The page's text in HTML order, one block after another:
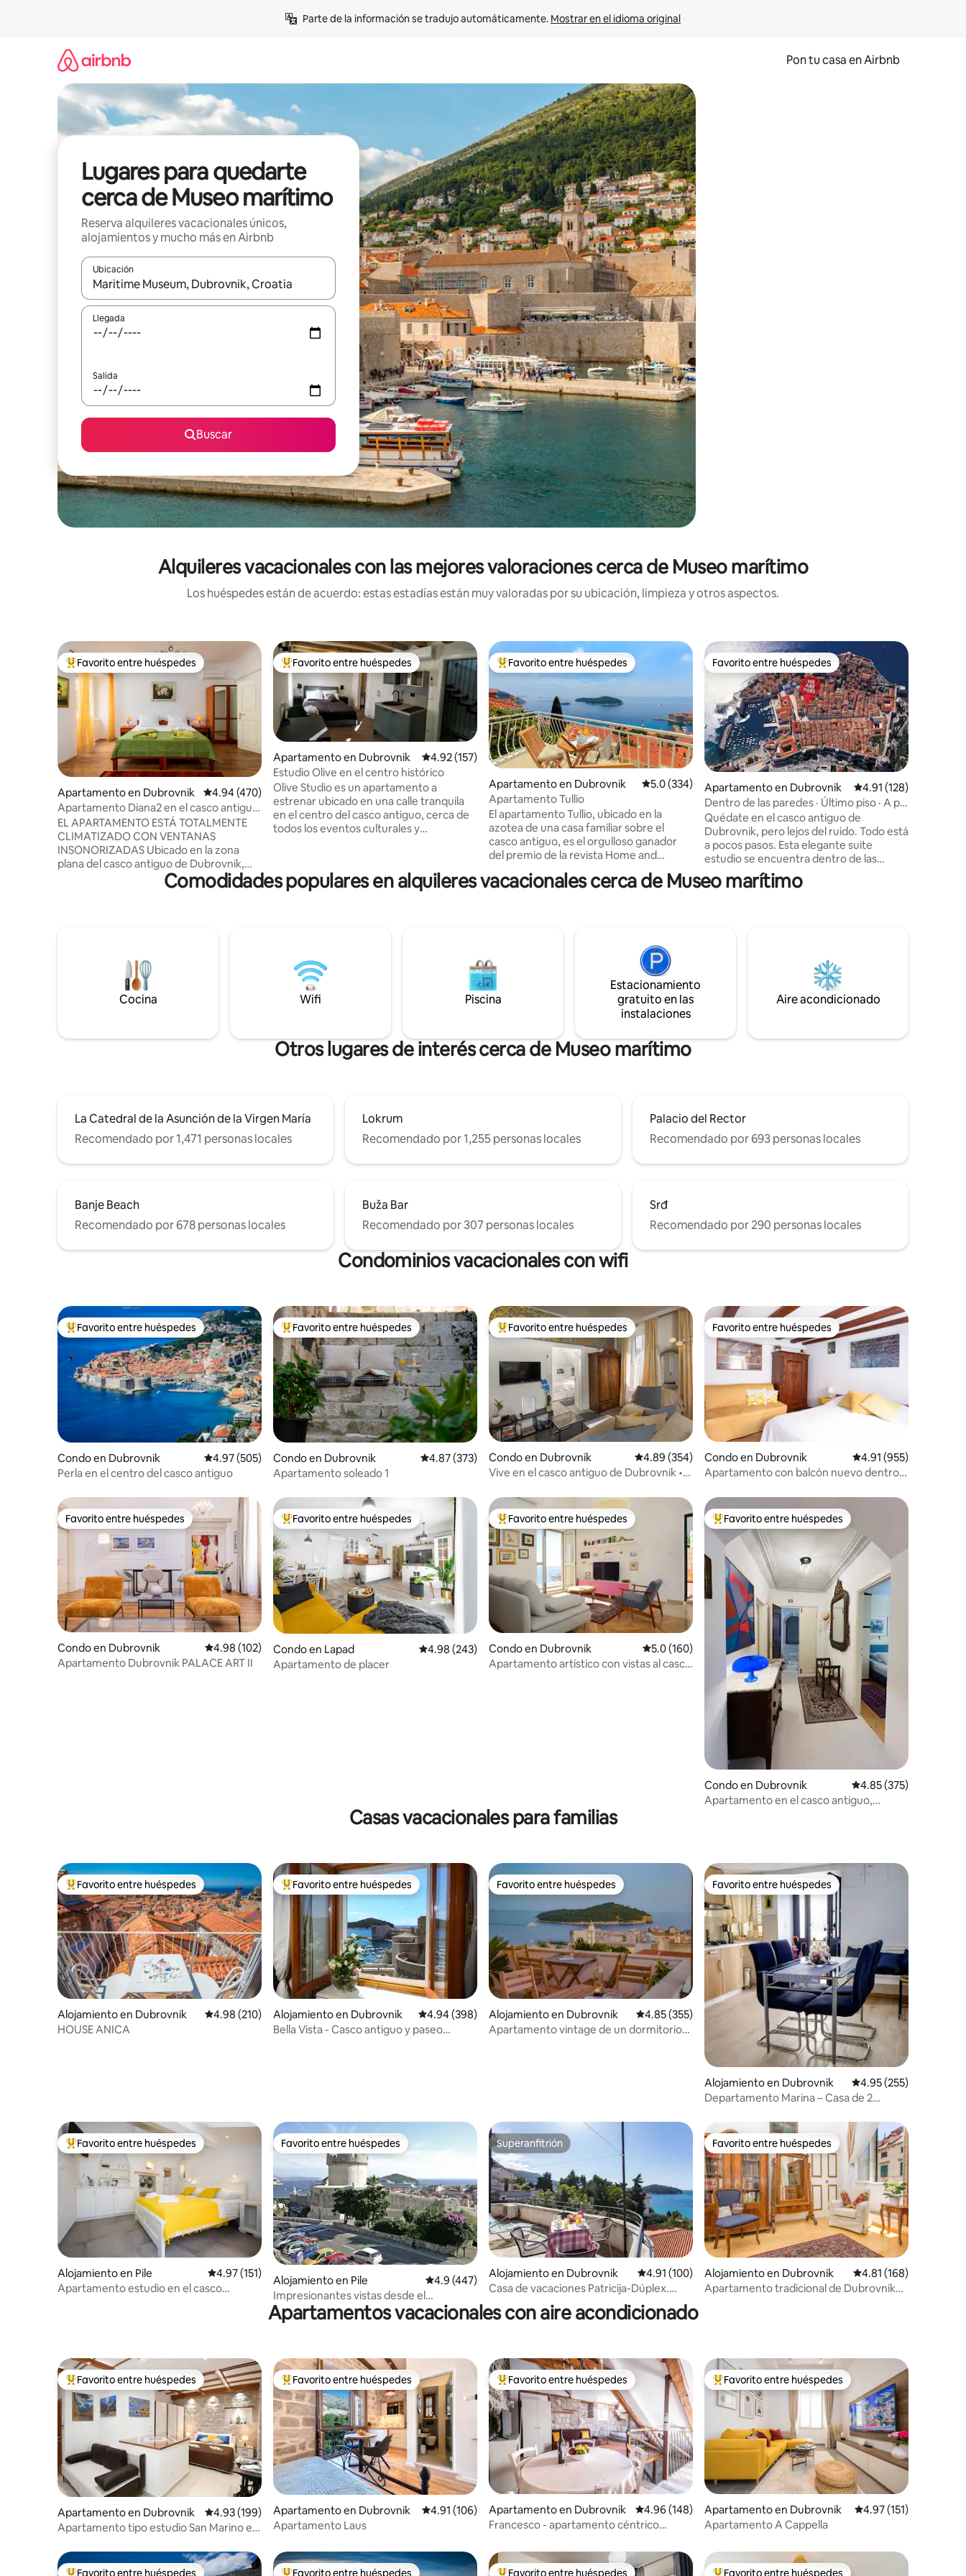
Parte de la información se tradujo automáticamente. Mostrar en el idioma original
Pon tu casa en Airbnb
Lugares para quedarte
cerca de Museo marítimo
Reserva alquileres vacacionales únicos,
alojamientos y mucho más en Airbnb
Ubicación
Cuando los resultados estén disponibles, navega con las teclas de flecha hacia arriba y hacia abajo o explora con el tacto o desliza el dedo.
Llegada
Salida
Buscar
Alquileres vacacionales con las mejores valoraciones cerca de Museo marítimo
Los huéspedes están de acuerdo: estas estadías están muy valoradas por su ubicación, limpieza y otros aspectos.
Favorito entre huéspedes preferido
Favorito entre huéspedes
Apartamento en Dubrovnik Calificación promedio: 4.94 de 5, 470 reseñas
4.94 (470)
Apartamento Diana2 en el casco antiguo
de Dubrovnik
EL APARTAMENTO ESTÁ TOTALMENTE
CLIMATIZADO CON VENTANAS
INSONORIZADAS Ubicado en la zona
plana del casco antiguo de Dubrovnik,
nuestro apartamento ofrece un acceso
raro y sin escaleras que conduce a la
tranquila y relajante. A pocos pasos de
Stradun, el apartamento combina
muebles hechos a mano con
comodidades modernas. Es la base
de interés de la ciudad.
Favorito entre huéspedes preferido
Favorito entre huéspedes
Apartamento en Dubrovnik Calificación promedio: 4.92 de 5, 157 reseñas
4.92 (157)
Estudio Olive en el centro histórico
Olive Studio es un apartamento a
estrenar ubicado en una calle tranquila
en el centro del casco antiguo, cerca de
todos los eventos culturales y
restaurantes, está a 50
escaleras,mientras que la calle principal
con conexión WIFI. Podrás experimentar
la verdadera Dubrovnik debido a la
ubicación perfecta de este apartamento.
Favorito entre huéspedes preferido
Favorito entre huéspedes
Apartamento en Dubrovnik Calificación promedio: 5.0 de 5, 334 reseñas
5.0 (334)
Apartamento Tullio
El apartamento Tullio, ubicado en la
azotea de una casa familiar sobre el
casco antiguo, es el orgulloso ganador
del premio de la revista Home and
de Croacia para 2017. Estamos
ninguna ayuda profesional en el diseño
de nuestro espacio. Disfruta de tu hogar
lejos de casa, estamos aquí para
extender nuestra cálida hospitalidad y
asegurarnos de que tus vacaciones sean
Favorito entre huéspedes
Favorito entre huéspedes
Apartamento en Dubrovnik Calificación promedio:
4.91 (128)
Dentro de las paredes · Último piso · A pie
a todas partes
Quédate en el casco antiguo de
Dubrovnik, pero lejos del ruido. Todo está
a pocos pasos. Esta elegante suite
estudio se encuentra dentro de las
murallas medievales de Dubrovnik, justo
detrás de la Iglesia de San Blas, en un
cama tamaño queen, detalles
cuidadosamente seleccionados y todo lo
que necesitas para una estancia cómoda.
Comodidades populares en alquileres vacacionales cerca de Museo marítimo
Cocina Wifi Piscina
Estacionamiento
gratuito en las
instalaciones
Aire acondicionado
Otros lugares de interés cerca de Museo marítimo
La Catedral de la Asunción de la Virgen María
Recomendado por 1,471 personas locales
Lokrum
Recomendado por 1,255 personas locales
Palacio del Rector
Recomendado por 693 personas locales
Banje Beach
Recomendado por 678 personas locales
Buža Bar
Recomendado por 307 personas locales
Srđ
Recomendado por 290 personas locales
Condominios vacacionales con wifi
Favorito entre huéspedes preferido
Favorito entre huéspedes
Condo en Dubrovnik Calificación promedio: 4.97 de 5, 505 reseñas
4.97 (505)
Perla en el centro del casco antiguo
Favorito entre huéspedes preferido
Favorito entre huéspedes
Condo en Dubrovnik Calificación promedio: 4.87 de 5, 373 reseñas
4.87 (373)
Apartamento soleado 1
Favorito entre huéspedes preferido
Favorito entre huéspedes
Condo en Dubrovnik Calificación promedio: 4.89 de 5, 354 reseñas
4.89 (354)
Vive en el casco antiguo de Dubrovnik •
Favorito entre huéspedes
Favorito entre huéspedes
Condo en Dubrovnik Calificación promedio:
4.91 (955)
Apartamento con balcón nuevo dentro
Favorito entre huéspedes
Favorito entre huéspedes
Condo en Dubrovnik Calificación promedio: 4.98 de 5, 102 reseñas
4.98 (102)
Apartamento Dubrovnik PALACE ART II
Favorito entre huéspedes preferido
Favorito entre huéspedes
Condo en Lapad Calificación promedio: 4.98 de 5, 243 reseñas
4.98 (243)
Apartamento de placer
Favorito entre huéspedes preferido
Favorito entre huéspedes
Condo en Dubrovnik Calificación promedio: 5.0 de 5, 160 reseñas
5.0 (160)
Apartamento artístico con vistas al casco
Favorito entre huéspedes preferido
Favorito entre huéspedes
Condo en Dubrovnik Calificación promedio:
4.85 (375)
Apartamento en el casco antiguo,
Casas vacacionales para familias
Favorito entre huéspedes preferido
Favorito entre huéspedes
Alojamiento en Dubrovnik Calificación promedio: 4.98 de 5, 210 reseñas
4.98 (210)
HOUSE ANICA
Favorito entre huéspedes preferido
Favorito entre huéspedes
Alojamiento en Dubrovnik Calificación promedio: 4.94 de 5, 398 reseñas
4.94 (398)
Bella Vista - Casco antiguo y paseo
Favorito entre huéspedes
Favorito entre huéspedes
Alojamiento en Dubrovnik Calificación promedio: 4.85 de 5, 355 reseñas
4.85 (355)
Apartamento vintage de un dormitorio
Favorito entre huéspedes
Favorito entre huéspedes
Alojamiento en Dubrovnik Calificación promedio:
4.95 (255)
Departamento Marina – Casa de 2
Favorito entre huéspedes preferido
Favorito entre huéspedes
Alojamiento en Pile Calificación promedio: 4.97 de 5, 151 reseñas
4.97 (151)
Apartamento estudio en el casco
Favorito entre huéspedes
Favorito entre huéspedes
Alojamiento en Pile Calificación promedio: 4.9 de 5, 447 reseñas
4.9 (447)
Impresionantes vistas desde el
apartamento Olga
Superanfitrión
Superanfitrión
Alojamiento en Dubrovnik Calificación promedio: 4.91 de 5, 100 reseñas
4.91 (100)
Casa de vacaciones Patricija-Dúplex.
Apartamento de tres dormitorios con
balcón y vistas al mar (A6+1)
Favorito entre huéspedes
Favorito entre huéspedes
Alojamiento en Dubrovnik Calificación promedio:
4.81 (168)
Apartamento tradicional de Dubrovnik
Apartamentos vacacionales con aire acondicionado
Favorito entre huéspedes preferido
Favorito entre huéspedes
Apartamento en Dubrovnik Calificación promedio: 4.93 de 5, 199 reseñas
4.93 (199)
Apartamento tipo estudio San Marino en
Favorito entre huéspedes preferido
Favorito entre huéspedes
Apartamento en Dubrovnik Calificación promedio: 4.91 de 5, 106 reseñas
4.91 (106)
Apartamento Laus
Favorito entre huéspedes preferido
Favorito entre huéspedes
Apartamento en Dubrovnik Calificación promedio: 4.96 de 5, 148 reseñas
4.96 (148)
Francesco - apartamento céntrico
Favorito entre huéspedes preferido
Favorito entre huéspedes
Apartamento en Dubrovnik Calificación promedio:
4.97 (151)
Apartamento A Cappella
Favorito entre huéspedes Favorito entre huéspedes Favorito entre huéspedes Favorito entre huéspedes